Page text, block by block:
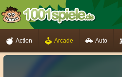
Action Arcade Auto